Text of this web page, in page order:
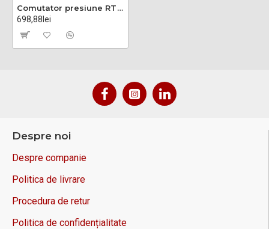
Comutator presiune RT110, 0.2-3 bar, G 3/8, IP66, Histerezis: 0.08-0.25 bar
698,88lei
Despre noi
Despre companie
Politica de livrare
Procedura de retur
Politica de confidențialitate